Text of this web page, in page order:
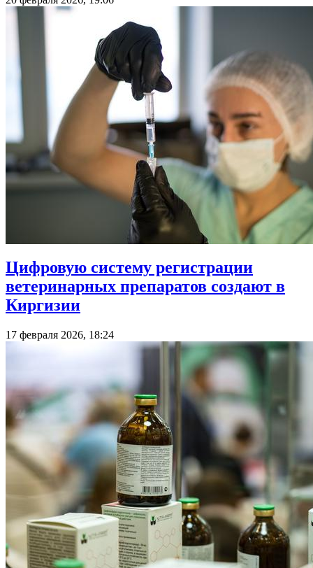
Цифровую систему регистрации
ветеринарных препаратов создают в
Киргизии
17 февраля 2026, 18:24